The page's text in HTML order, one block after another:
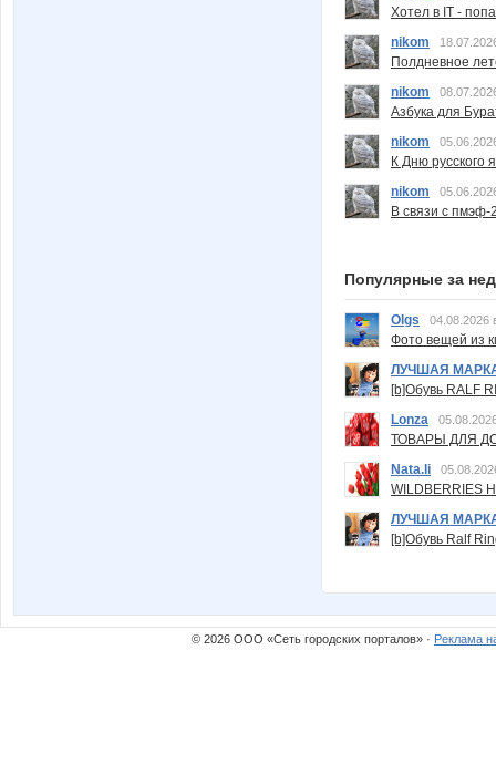
Хотел в IT -
nikom
Полдневное
nikom
Азбука для
nikom
К Дню русского
nikom
В связи с пмэф-
Популярные за
Olgs 04.08.2026
Фото вещей из
ЛУЧШАЯ
[b]Обувь RALF
Lonza
ТОВАРЫ ДЛЯ
Nata.li
ЛУЧШАЯ
[b]Обувь Ralf
© 2026 ООО «Сеть городских порталов» · Реклама